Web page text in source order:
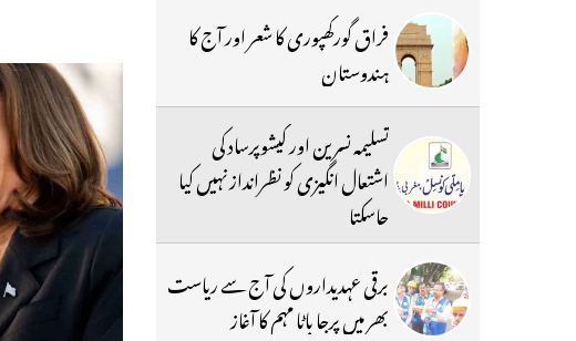
فراق گورکھپوری کا شعر اور آج کا
ہندوستان
تسلیمہ نسرین اور کیشوپرساد کی
اشتعال انگیزی کو نظرانداز نہیں کیا
جاسکتا
برقی عہدیداروں کی آج سے ریاست
بھر میں پرجا باٹا مہم کا آغاز